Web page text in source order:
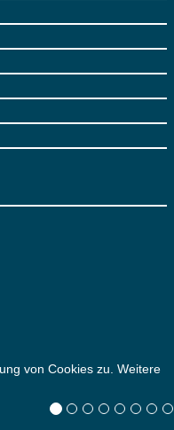
von Cookies zu. Weitere